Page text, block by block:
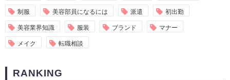
制服 美容部員になるには 派遣 初出勤
美容業界知識 服装 ブランド マナー
メイク 転職相談
RANKING